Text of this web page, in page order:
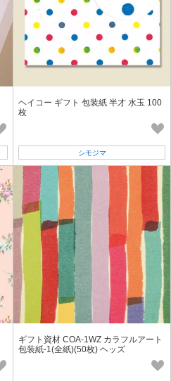
ヘイコー ギフト 包装紙 半才 水玉 100
枚
シモジマ
ギフト資材 COA-1WZ カラフルアート
包装紙-1(全紙)(50枚) ヘッズ